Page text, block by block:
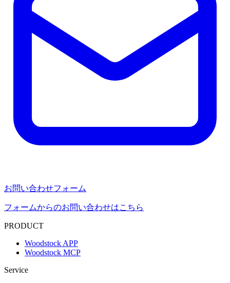
お問い合わせフォーム
フォームからのお問い合わせはこちら
PRODUCT
Woodstock APP
Woodstock MCP
Service